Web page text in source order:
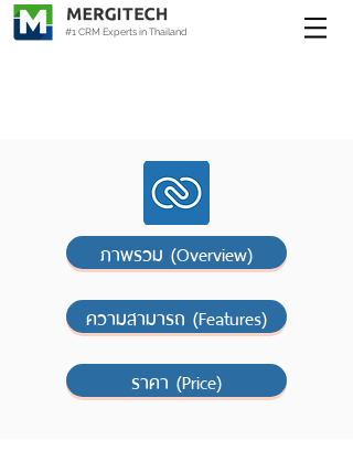
#1 CRM Experts in Thailand
ภาพรวม (Overview)
ความสามารถ (Features)
ราคา (Price)